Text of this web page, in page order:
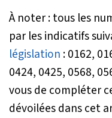
À noter : tous les
par les indicatifs
législation : 0162,
0424, 0425, 0568,
vous de compléter
dévoilées dans cet